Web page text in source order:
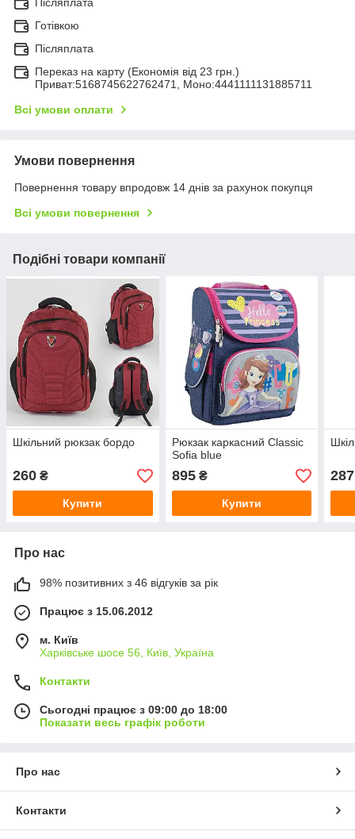
Готівкою
Післяплата
Переказ на карту (Економія від 23 грн.)
Приват:5168745622762471, Моно:4441111131885711
Всі умови оплати
Умови повернення
Повернення товару впродовж 14 днів за рахунок покупця
Всі умови повернення
Подібні товари компанії
Шкільний рюкзак бордо
260 ₴
Купити
Рюкзак каркасний Classic
Sofia blue
895₴
Купити
287
Про нас
98% позитивних з 46 відгуків за рік
Працює з 15.06.2012
м. Київ
Харківське шосе 56, Київ, Україна
Контакти
Сьогодні працює з 09:00 до 18:00
Показати весь графік роботи
Про нас
Контакти